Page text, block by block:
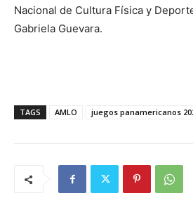
Nacional de Cultura Física y
Gabriela Guevara.
TAGS AMLO juegos panamericanos